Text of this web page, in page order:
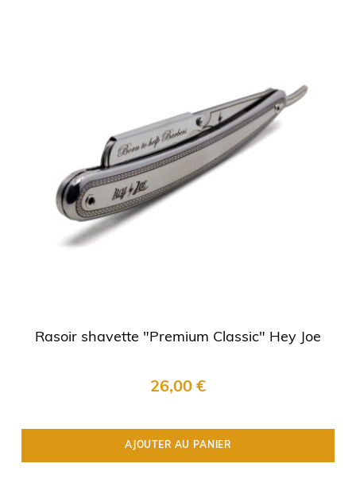
Rasoir shavette "Premium Classic" Hey Joe
26,00 €
AJOUTER AU PANIER